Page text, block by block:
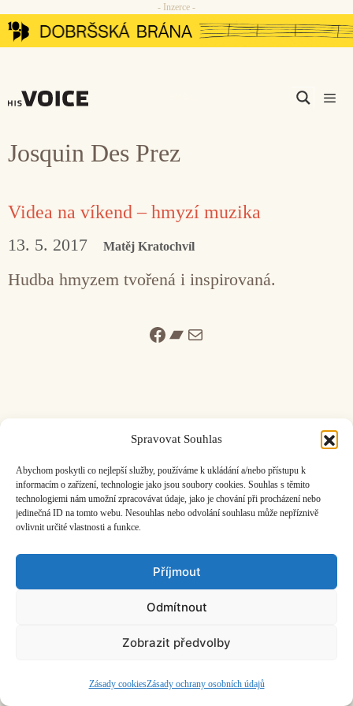
Spravovat Souhlas
Abychom poskytli co nejlepší služby, používáme k ukládání a/nebo přístupu k
informacím o zařízení, technologie jako jsou soubory cookies. Souhlas s těmito
technologiemi nám umožní zpracovávat údaje, jako je chování při procházení nebo
jedinečná ID na tomto webu. Nesouhlas nebo odvolání souhlasu může nepříznivě
ovlivnit určité vlastnosti a funkce.
Příjmout
Odmítnout
Zobrazit předvolby
Zásady cookiesZásady ochrany osobních údajů
Přeskočit
na
- Inzerce -
Josquin Des Prez
Videa na víkend – hmyzí muzika
13. 5. 2017 Matěj Kratochvíl
Hudba hmyzem tvořená i inspirovaná.
Facebook
Bandcamp
Mail
ČASOPIS O JINÉ HUDBĚ | vydáváHudební informační středisko
|
©2026 HISvoice – design a adminAtelier Dokument